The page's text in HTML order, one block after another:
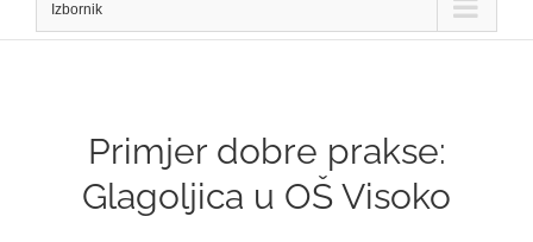
Izbornik
Primjer dobre prakse:
Glagoljica u OŠ Visoko